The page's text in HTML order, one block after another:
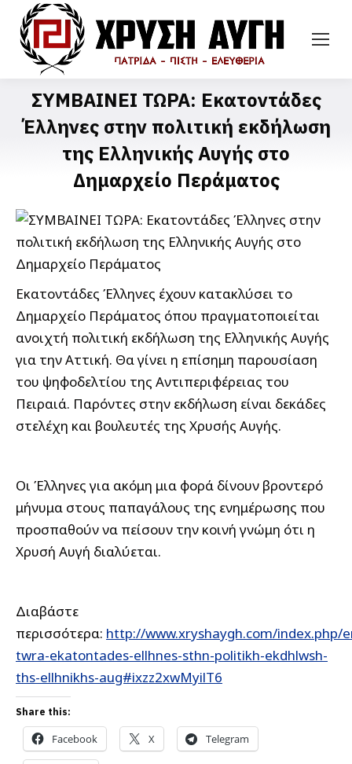
ΣΥΜΒΑΙΝΕΙ ΤΩΡΑ: Εκατοντάδες
Έλληνες στην πολιτική εκδήλωση
της Ελληνικής Αυγής στο
Δημαρχείο Περάματος
Εκατοντάδες Έλληνες έχουν κατακλύσει το
Δημαρχείο Περάματος όπου πραγματοποιείται
ανοιχτή πολιτική εκδήλωση της Ελληνικής Αυγής
για την Αττική. Θα γίνει η επίσημη παρουσίαση
του ψηφοδελτίου της Αντιπεριφέρειας του
Πειραιά. Παρόντες στην εκδήλωση είναι δεκάδες
στελέχη και βουλευτές της Χρυσής Αυγής.
Οι Έλληνες για ακόμη μια φορά δίνουν βροντερό
μήνυμα στους παπαγάλους της ενημέρωσης που
προσπαθούν να πείσουν την κοινή γνώμη ότι η
Χρυσή Αυγή διαλύεται.
Διαβάστε
περισσότερα: http://www.xryshaygh.com/index.php/
twra-ekatontades-ellhnes-sthn-politikh-ekdhlwsh-
ths-ellhnikhs-aug#ixzz2xwMyilT6
Share this:
Facebook X Telegram